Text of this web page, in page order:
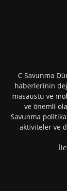
C Savunma
haberlerinin
masaüstü ve
ve önemli
Savunma
aktiviteler ve